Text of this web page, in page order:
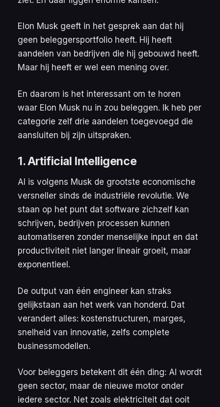
Elon Musk geeft in het gesprek aan dat hij
geen beleggersportfolio heeft. Hij heeft
aandelen van bedrijven die hij gebouwd heeft.
Maar hij heeft er wel een mening over.
En daarom is het interessant om te horen
waar Elon Musk nu in zou beleggen. Ik heb per
categorie zelf drie aandelen toegevoegd die
aansluiten bij zijn uitspraken.
1. Artificial Intelligence
AI is volgens Musk de grootste economische
versneller sinds de industriële revolutie. We
staan op het punt dat software zichzelf kan
schrijven, bedrijven processen kunnen
automatiseren zonder menselijke input en dat
productiviteit niet langer lineair groeit, maar
exponentieel.
De output van één engineer kan straks
gelijkstaan aan het werk van honderd. Dat
verandert alles: kostenstructuren, marges,
snelheid van innovatie, zelfs complete
businessmodellen.
Voor beleggers betekent dit één ding: AI wordt
geen sector, maar de nieuwe motor onder
iedere sector. Net zoals elektriciteit dat ooit